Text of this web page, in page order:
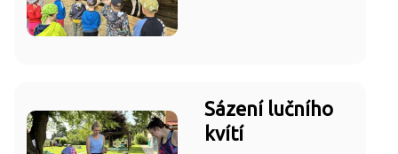
Sázení lučního
kvítí